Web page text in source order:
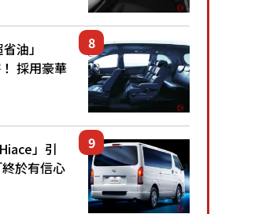
」！還配
油」
採用豪華
屬「黑色
能表現與
」引
於有信心
等級交車